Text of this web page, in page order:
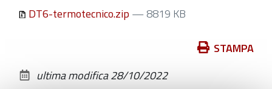
DT6-termotecnico.zip — 8819 KB
documento
STAMPA
ultima modifica28/10/2022